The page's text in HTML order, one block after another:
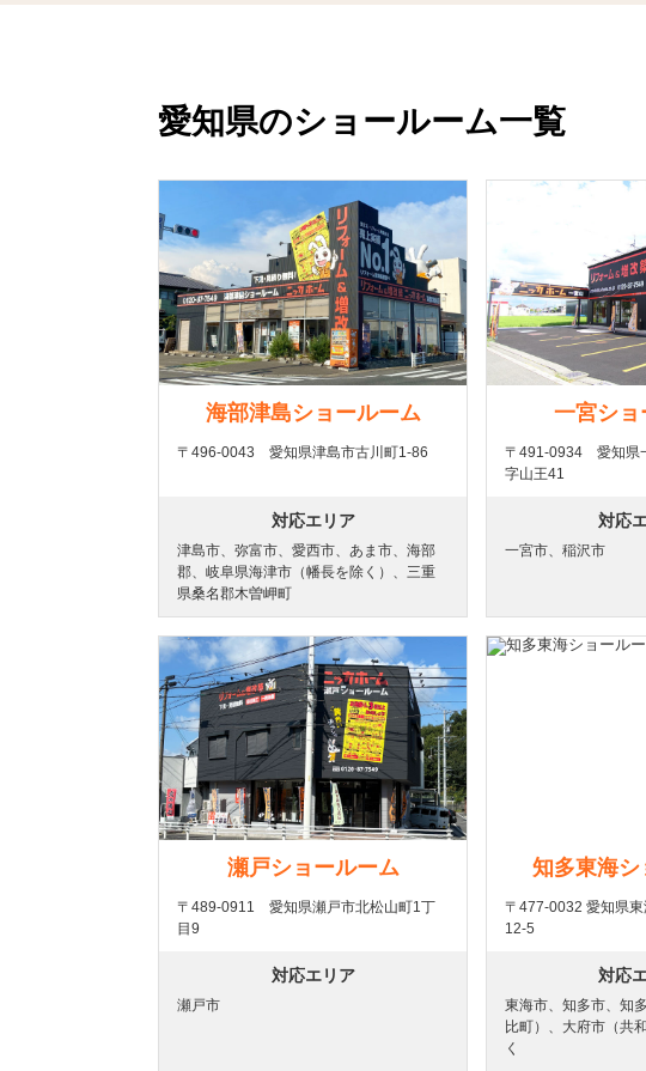
愛知県のショールーム一覧
海部津島ショールーム
〒496-0043 愛知県津島市古川町1-86
対応エリア
津島市、弥富市、愛西市、あま市、海部
郡、岐阜県海津市（幡長を除く）、三重
県桑名郡木曽岬町
一宮ショ
〒491-0934 愛知県
字山王41
対応
一宮市、稲沢市
瀬戸ショールーム
〒489-0911 愛知県瀬戸市北松山町1丁
目9
対応エリア
瀬戸市
知多東海シ
〒477-0032 愛知県
12-5
対応
東海市、知多市、知
比町）、大府市（共
く